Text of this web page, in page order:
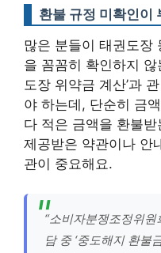
환불 규정 미확인이
많은 분들이 태권도장
을 꼼꼼히 확인하지 않
도장 위약금 계산’과
야 하는데, 단순히 금
다 적은 금액을 환불
제공받은 약관이나 안
관이 중요해요.
“소비자분쟁조정위
담 중 ‘중도해지 환불